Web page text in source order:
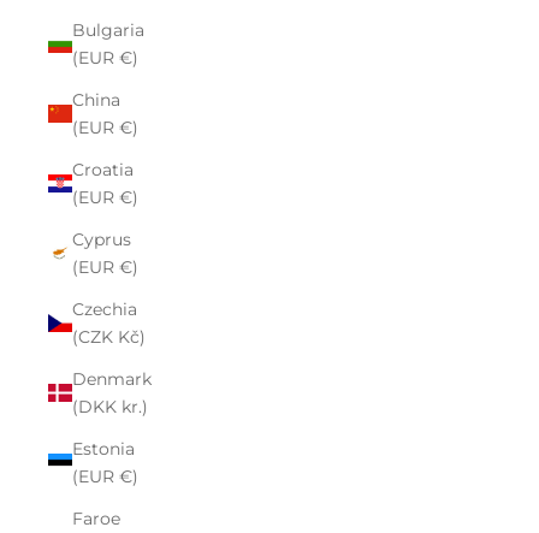
Bulgaria
(EUR €)
China
(EUR €)
Croatia
(EUR €)
Cyprus
(EUR €)
Czechia
(CZK Kč)
Denmark
(DKK kr.)
Estonia
(EUR €)
Faroe